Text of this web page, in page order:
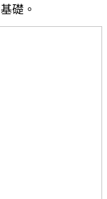
礎。